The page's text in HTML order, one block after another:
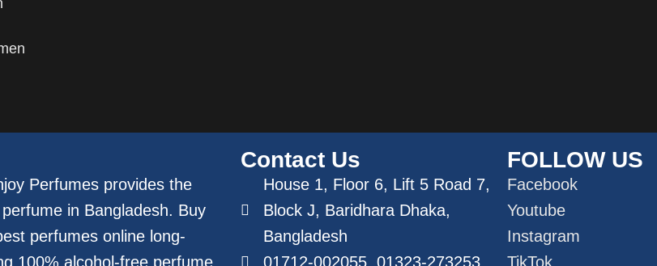
Perfumes provides the
in Bangladesh. Buy
perfumes online long-
100% alcohol-free perfume
Contact Us
House 1, Floor 6, Lift 5 Road 7,
Block J, Baridhara Dhaka,
Bangladesh
01712-002055, 01323-273253
FOLLOW US
Facebook
Youtube
Instagram
TikTok